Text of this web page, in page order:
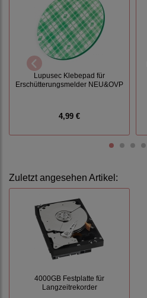
Lupusec Klebepad für
Erschütterungsmelder NEU&OVP
4,99 €
Zuletzt angesehen Artikel:
4000GB Festplatte für
Langzeitrekorder